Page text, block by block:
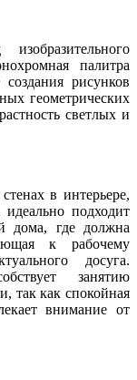
палитра
рисунков
геометрических
светлых и
в интерьере,
подходит
дома, где должна
к рабочему
досуга.
занятию
так как спокойная
внимание от